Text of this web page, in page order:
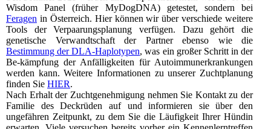
Wisdom Panel (früher MyDogDNA) getestet, sondern bei
Feragen in Österreich. Hier können wir über verschiede weitere
Tools der Verpaarungsplanung verfügen. Dazu gehört die
genetische Verwandtschaft der Partner ebenso wie die
Bestimmung der DLA-Haplotypen, was ein großer Schritt in der
Be-kämpfung der Anfälligkeiten für Autoimmunerkrankungen
werden kann. Weitere Informationen zu unserer Zuchtplanung
finden Sie HIER.
Nach Erhalt der Zuchtgenehmigung nehmen Sie Kontakt zu der
Familie des Deckrüden auf und informieren sie über den
ungefähren Zeitpunkt, zu dem Sie die Läufigkeit Ihrer Hündin